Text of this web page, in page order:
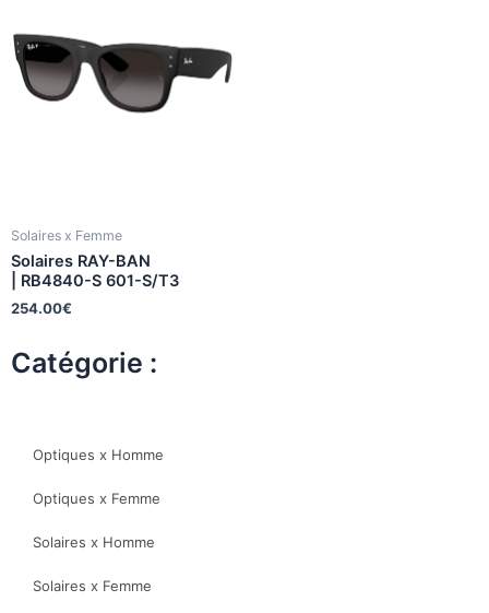
Solaires x Femme
Solaires RAY-BAN
| RB4840-S 601-S/T3
254.00€
Catégorie :
Optiques x Homme
Optiques x Femme
Solaires x Homme
Solaires x Femme